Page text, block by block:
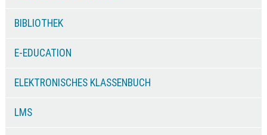
BIBLIOTHEK
E-EDUCATION
ELEKTRONISCHES KLASSENBUCH
LMS